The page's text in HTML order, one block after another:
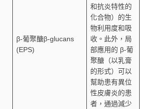
β-葡聚醣β-glucans
(EPS)
和抗炎特性的
化合物）的生
物利用度和吸
收。此外，局
部應用的 β-葡
聚醣（以乳膏
的形式）可以
幫助患有異位
性皮膚炎的患
者，通過減少